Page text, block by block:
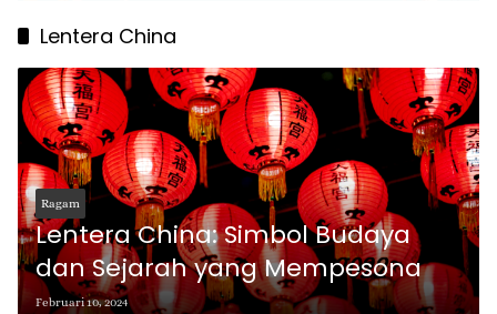
Lentera China
Ragam
Lentera China: Simbol Budaya
dan Sejarah yang Mempesona
Februari 10, 2024